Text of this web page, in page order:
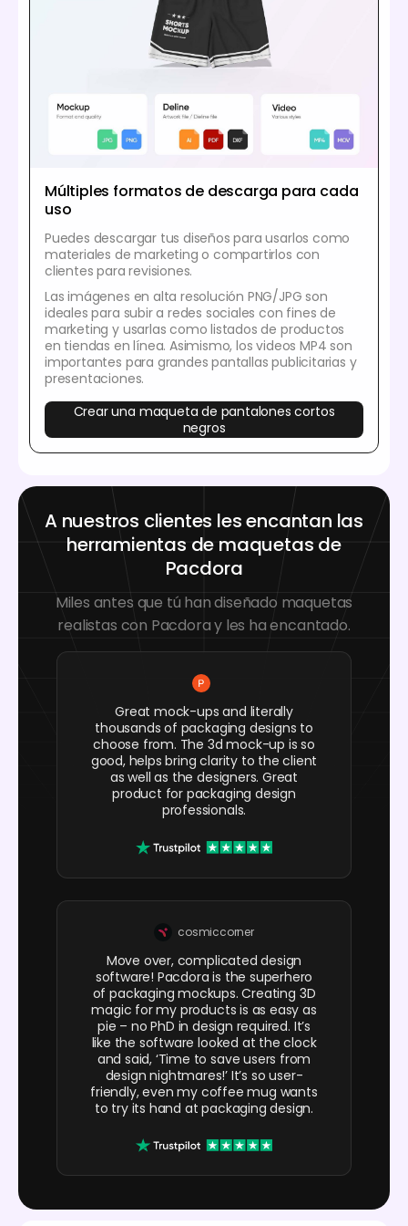
Múltiples formatos de descarga para cada
uso
Puedes descargar tus diseños para usarlos como
materiales de marketing o compartirlos con
clientes para revisiones.
Las imágenes en alta resolución PNG/JPG son
ideales para subir a redes sociales con fines de
marketing y usarlas como listados de productos
en tiendas en línea. Asimismo, los videos MP4 son
importantes para grandes pantallas publicitarias y
presentaciones.
Crear una maqueta de pantalones cortos
negros
A nuestros clientes les encantan las
herramientas de maquetas de
Pacdora
Miles antes que tú han diseñado maquetas
realistas con Pacdora y les ha encantado.
Great mock-ups and literally
thousands of packaging designs to
choose from. The 3d mock-up is so
good, helps bring clarity to the client
as well as the designers. Great
product for packaging design
professionals.
cosmiccorner
Move over, complicated design
software! Pacdora is the superhero
of packaging mockups. Creating 3D
magic for my products is as easy as
pie – no PhD in design required. It’s
like the software looked at the clock
and said, ‘Time to save users from
design nightmares!’ It’s so user-
friendly, even my coffee mug wants
to try its hand at packaging design.